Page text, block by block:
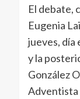
El debate,
Eugenia
jueves, día
y la
González
Adventista